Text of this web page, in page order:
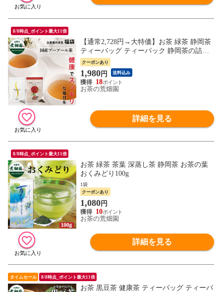
8/8時点_ポイント最大11倍
【通常2,728円→大特価】お茶 緑茶 静岡茶
ティーバッグ ティーパック 静岡茶の詰め
合わせ 福袋 大入りプーアール茶煮出し用
セット
クーポンあり
1,980円 送料込み
18
お茶の荒畑園
詳細を見る
8/8時点_ポイント最大11倍
お茶 緑茶 茶葉 深蒸し茶 静岡茶 お茶の葉
おくみどり100g
1袋
クーポンあり
1,080円
10
お茶の荒畑園
詳細を見る
タイムセール 8/8時点_ポイント最大11倍
お茶 黒豆茶 健康茶 ティーバッグ ティーパ